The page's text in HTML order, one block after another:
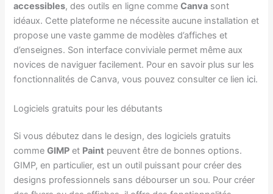
accessibles, des outils en ligne commeCanva sont
idéaux. Cette plateforme ne nécessite aucune installation et
propose une vaste gamme de modèles d’affiches et
d’enseignes. Son interface conviviale permet même aux
novices de naviguer facilement. Pour en savoir plus sur les
fonctionnalités de Canva, vous pouvez consulter ce lien ici.
Logiciels gratuits pour les débutants
Si vous débutez dans le design, des logiciels gratuits
commeGIMP et Paint peuvent être de bonnes options.
GIMP, en particulier, est un outil puissant pour créer des
designs professionnels sans débourser un sou. Pour créer